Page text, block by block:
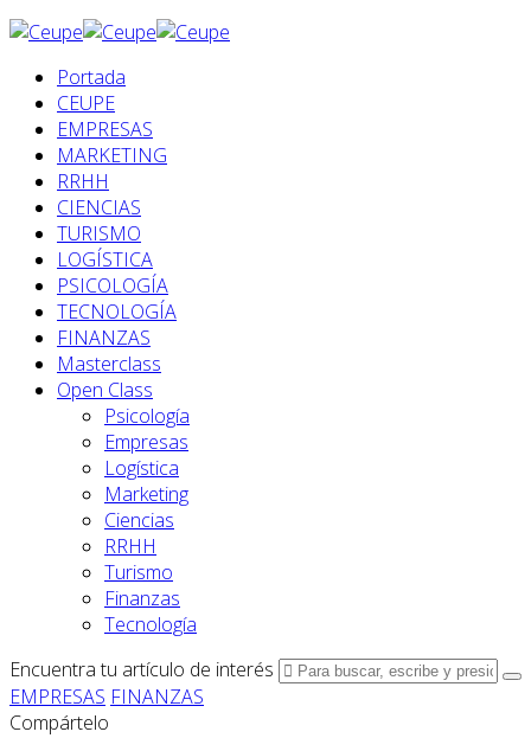
Portada
CEUPE
EMPRESAS
MARKETING
RRHH
CIENCIAS
TURISMO
LOGÍSTICA
PSICOLOGÍA
TECNOLOGÍA
FINANZAS
Masterclass
Open Class
Psicología
Empresas
Logística
Marketing
Ciencias
RRHH
Turismo
Finanzas
Tecnología
Encuentra tu artículo de interés
EMPRESAS FINANZAS
Compártelo